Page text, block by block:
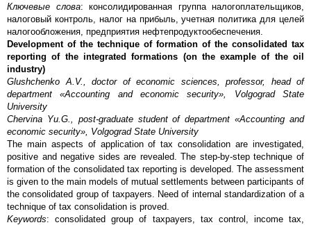
Ключевые слова: консолидированная группа налогоплательщиков,
налоговый контроль, налог на прибыль, учетная политика для целей
налогообложения, предприятия нефтепродуктообеспечения.
Development of the technique of formation of the consolidated tax
reporting of the integrated formations (on the example of the oil
industry)
Glushchenko A.V., doctor of economic sciences, professor, head of
department «Accounting and economic security», Volgograd State
University
Chervina Yu.G., post-graduate student of department «Accounting and
economic security», Volgograd State University
The main aspects of application of tax consolidation are investigated,
positive and negative sides are revealed. The step-by-step technique of
formation of the consolidated tax reporting is developed. The assessment
is given to the main models of mutual settlements between participants of
the consolidated group of taxpayers. Need of internal standardization of a
technique of tax consolidation is proved.
Keywords: consolidated group of taxpayers, tax control, income tax,